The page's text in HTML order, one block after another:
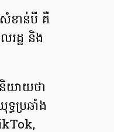
ខាន់​បី គឺ​
រដ្ឋ និង​
និយាយថា
ធប្រឆាំង